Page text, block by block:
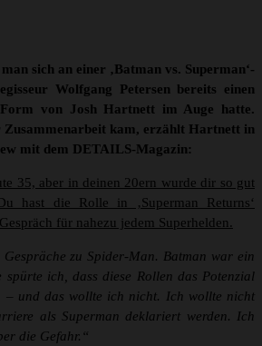
sich an einer ‚Batman vs. Superman‘-
Wolfgang Petersen bereits einen
Form von Josh Hartnett im Auge hatte.
Zusammenarbeit kam, erzählt Hartnett in
mit dem DETAILS-Magazin:
35, aber in deinen 20ern wurde dir so gut
hast die Rolle in ‚Superman Returns‘
für nahezu jedem Superhelden.
Gespräche zu Spider-Man. Batman war ein
spürte ich, dass diese Rollen das Potenzial
– und das wollte ich nicht. Ich wollte nicht
als Superman deklariert werden. Ich
die Gefahr.“